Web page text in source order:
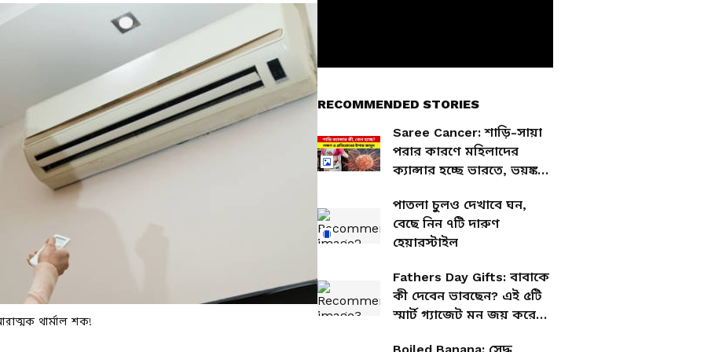
থার্মাল শক!
RECOMMENDED STORIES
Saree Cancer: শাড়ি-সায়া
পরার কারণে মহিলাদের
ক্যান্সার হচ্ছে ভারতে, ভয়ঙ্কর
পাতলা চুলও দেখাবে ঘন,
বেছে নিন ৭টি দারুণ
হেয়ারস্টাইল
Fathers Day Gifts: বাবাকে
কী দেবেন ভাবছেন? এই ৫টি
স্মার্ট গ্যাজেট মন জয় করে